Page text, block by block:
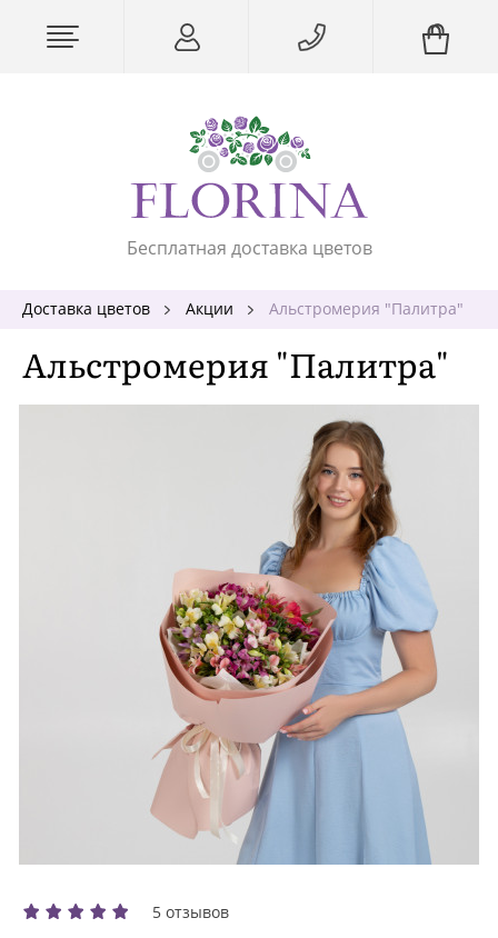
Бесплатная доставка цветов
Доставка цветов Акции Альстромерия "Палитра"
Альстромерия "Палитра"
5 отзывов